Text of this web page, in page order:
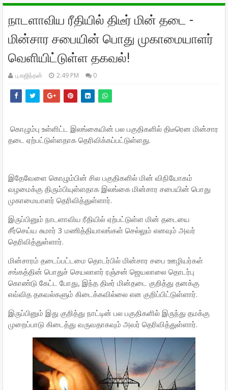
நாடளாவிய ரீதியில் திடீர் மின் தடை -
மின்சார சபையின் பொது முகாமையாளர்
வெளியிட்டுள்ள தகவல்!
பு.கஜிந்தன் 2:49 PM 0
கொழும்பு உள்ளிட்ட இலங்கையின் பல பகுதிகளில் திடீரென மின்சார
தடை ஏற்பட்டுள்ளதாக தெரிவிக்கப்பட்டுள்ளது.
இதேவேளை கொழும்பின் சில பகுதிகளில் மின் விநியோகம்
வழமைக்கு திரும்பியுள்ளதாக இலங்கை மின்சார சபையின் பொது
முகாமையாளர் தெரிவித்துள்ளார்.
இருப்பினும் நாடளாவிய ரீதியில் ஏற்பட்டுள்ள மின் தடையை
சீர்செய்ய சுமார் 3 மணித்தியாலங்கள் செல்லும் எனவும் அவர்
தெரிவித்துள்ளார்.
மின்சாரம் தடைப்பட்டமை தொடர்பில் மின்சார சபை ஊழியர்கள்
சங்கத்தின் பொதுச் செயலாளர் ரஞ்சன் ஜெயலாலை தொடர்பு
கொண்டு கேட்ட போது, இந்த திடீர் மின்தடை குறித்து தனக்கு
எவ்வித தகவல்களும் கிடைக்கவில்லை என குறிப்பிட்டுள்ளார்.
இருப்பினும் இது குறித்து நாட்டின் பல பகுதிகளில் இருந்து தமக்கு
முறைப்பாடு கிடைத்து வருவதாகவும் அவர் தெரிவித்துள்ளார்.